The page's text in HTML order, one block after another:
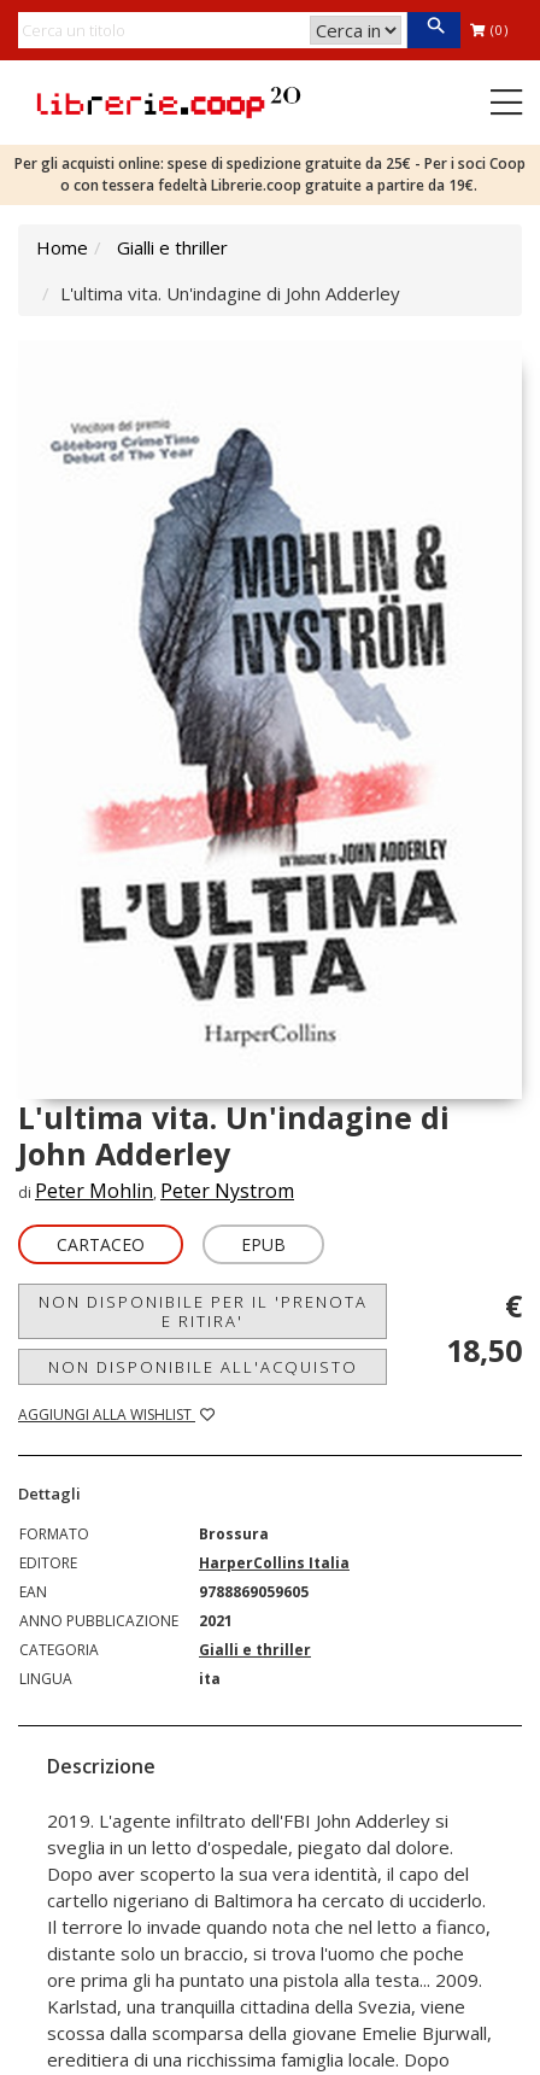
(0)
Per gli acquisti online: spese di spedizione gratuite da 25€ - Per i soci Coop
o con tessera fedeltà Librerie.coop gratuite a partire da 19€.
Home
Gialli e thriller
L'ultima vita. Un'indagine di John Adderley
L'ultima vita. Un'indagine di
John Adderley
di Peter Mohlin, Peter Nystrom
CARTACEO EPUB
NON DISPONIBILE PER IL 'PRENOTA
E RITIRA'
NON DISPONIBILE ALL'ACQUISTO
AGGIUNGI ALLA WISHLIST
€
18,50
Dettagli
FORMATO
Brossura
EDITORE
HarperCollins Italia
EAN
9788869059605
ANNO PUBBLICAZIONE
2021
CATEGORIA
Gialli e thriller
LINGUA
ita
Descrizione
2019. L'agente infiltrato dell'FBI John Adderley si
sveglia in un letto d'ospedale, piegato dal dolore.
Dopo aver scoperto la sua vera identità, il capo del
cartello nigeriano di Baltimora ha cercato di ucciderlo.
Il terrore lo invade quando nota che nel letto a fianco,
distante solo un braccio, si trova l'uomo che poche
ore prima gli ha puntato una pistola alla testa... 2009.
Karlstad, una tranquilla cittadina della Svezia, viene
scossa dalla scomparsa della giovane Emelie Bjurwall,
ereditiera di una ricchissima famiglia locale. Dopo